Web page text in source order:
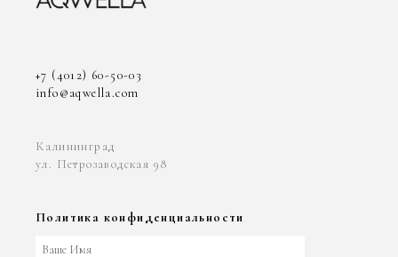
+7 (4012) 60-50-03
info@aqwella.com
Калининград
ул. Петрозаводская 98
Политика конфиденциальности